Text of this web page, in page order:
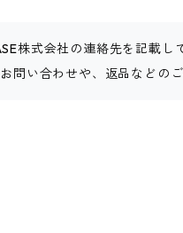
株式会社の連絡先を記載し
い合わせや、返品などのご